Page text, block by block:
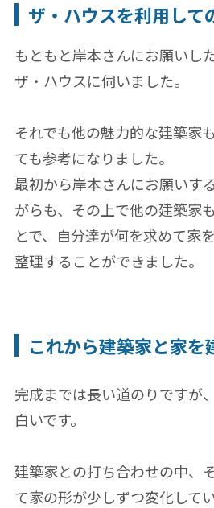
ザ・ハウスを利用して
もともと岸本さんにお願いし
ザ・ハウスに伺いました。
それでも他の魅力的な建築家
ても参考になりました。
最初から岸本さんにお願いす
がらも、その上で他の建築家
とで、自分達が何を求めて家
整理することができました。
これから建築家と家を
完成までは長い道のりですが
白いです。
建築家との打ち合わせの中、
て家の形が少しずつ変化して